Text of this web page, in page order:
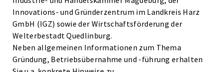
Innovations- und Gründerzentrum im Landkreis Harz
GmbH (IGZ) sowie der Wirtschaftsförderung der
Welterbestadt Quedlinburg.
Neben allgemeinen Informationen zum Thema
Gründung, Betriebsübernahme und -führung erhalten